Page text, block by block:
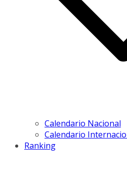
Calendario Nacional
Calendario
Ranking